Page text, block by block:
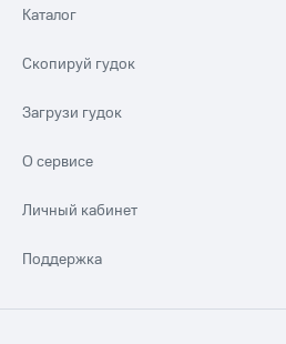
Каталог
Скопируй гудок
Загрузи гудок
О сервисе
Личный кабинет
Поддержка